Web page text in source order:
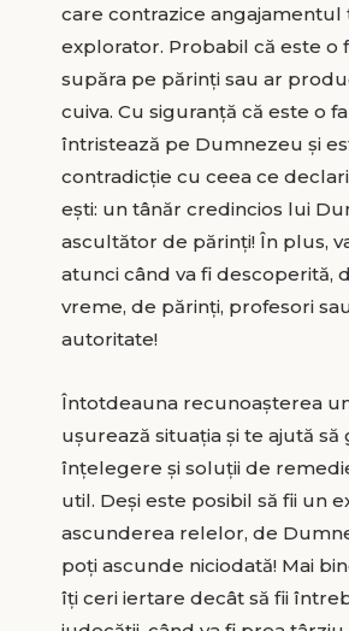
care contrazice angajamentul
explorator. Probabil că este o
supăra pe părinţi sau ar
cuiva. Cu siguranţă că este o
întristează pe Dumnezeu și
contradicţie cu ceea ce
eşti: un tânăr credincios lui
ascultător de părinţi! În plus,
atunci când va fi descoperită,
vreme, de părinţi, profesori
autoritate!
Întotdeauna recunoaşterea
uşurează situaţia și te ajută să
înţelegere și soluții de
util. Deşi este posibil să fii un
ascunderea relelor, de
poţi ascunde niciodată! Mai
îţi ceri iertare decât să fii